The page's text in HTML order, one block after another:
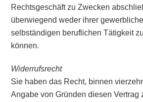
Rechtsgeschäft zu Zwecken
überwiegend weder ihrer
selbständigen beruflichen Tätigkeit
können.
Widerrufsrecht
Sie haben das Recht, binnen
Angabe von Gründen diesen Vertrag